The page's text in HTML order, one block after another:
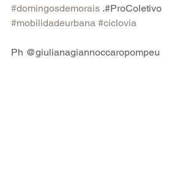
#domingosdemorais .#ProColetivo
#mobilidadeurbana #ciclovia
Ph @giulianagiannoccaropompeu